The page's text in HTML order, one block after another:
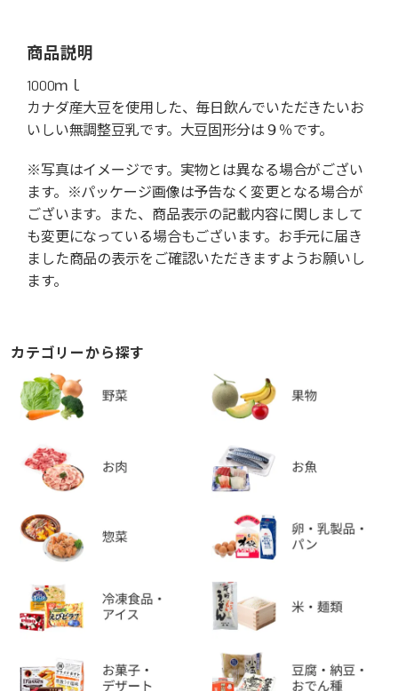
商品説明
1000ｍｌ
カナダ産大豆を使用した、毎日飲んでいただきたいお
いしい無調整豆乳です。大豆固形分は９％です。
※写真はイメージです。実物とは異なる場合がござい
ます。※パッケージ画像は予告なく変更となる場合が
ございます。また、商品表示の記載内容に関しまして
も変更になっている場合もございます。お手元に届き
ました商品の表示をご確認いただきますようお願いし
ます。
カテゴリーから探す